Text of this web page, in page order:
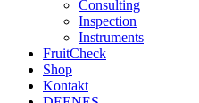
Consulting
Inspection
Instruments
FruitCheck
Shop
Kontakt